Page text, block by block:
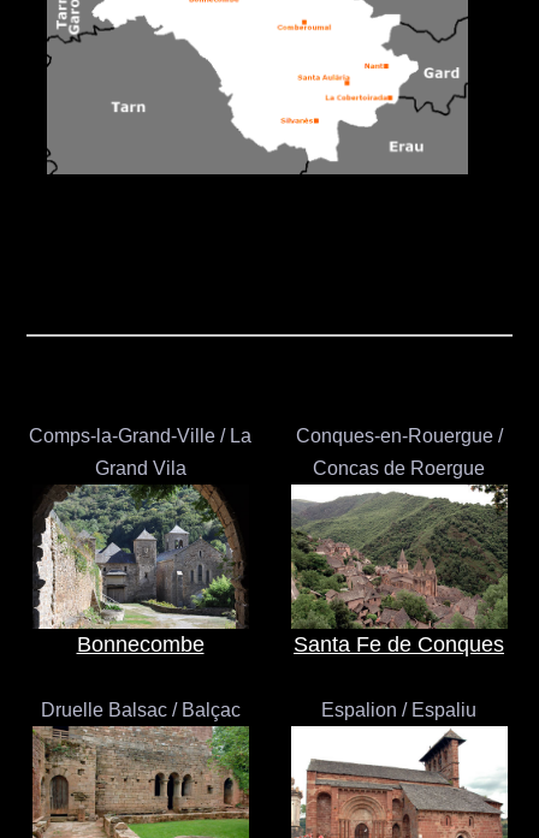
Comps-la-Grand-Ville / La
Grand Vila
Bonnecombe
Conques-en-Rouergue /
Concas de Roergue
Santa Fe de Conques
Druelle Balsac / Balçac Espalion / Espaliu